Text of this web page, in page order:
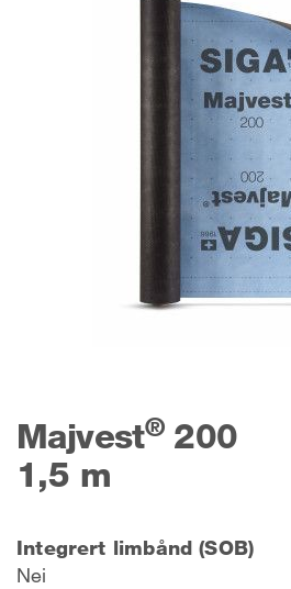
Majvest®200
1,5 m
Integrert limbånd (SOB)
Nei